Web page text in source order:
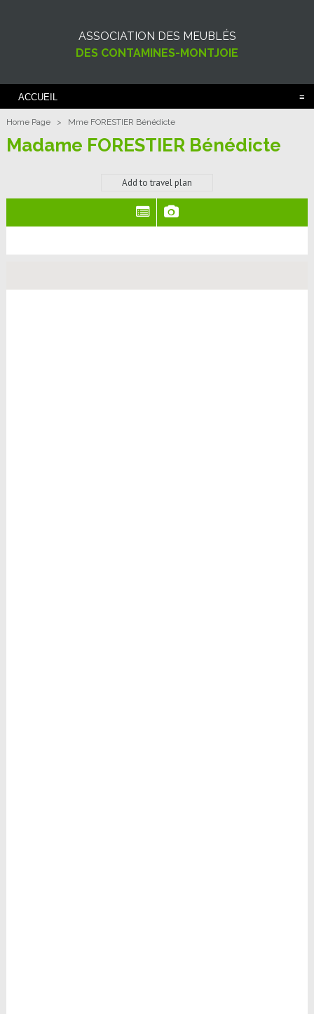
ASSOCIATION DES MEUBLÉS
DES CONTAMINES-MONTJOIE
ACCUEIL
Home Page > Mme FORESTIER Bénédicte
Madame FORESTIER Bénédicte
Add to travel plan